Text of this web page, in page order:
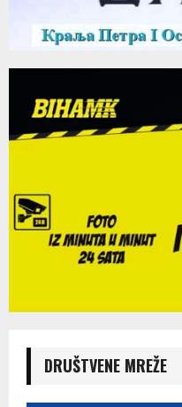
DRUŠTVENE MREŽE